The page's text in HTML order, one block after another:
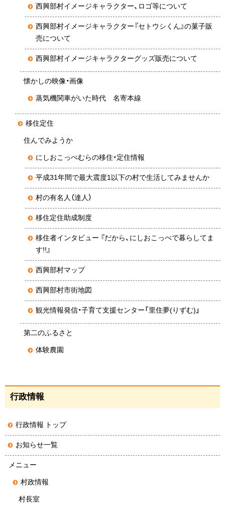
西興部村イメージキャラクター、ロゴ等について
西興部村イメージキャラクター『セトウシくん』の菓子販
売について
西興部村イメージキャラクターグッズ販売について
懐かしの映像・画像
蒸気機関車がいた時代 名寄本線
移住定住
住んでみようか
にしおこっぺむらの移住・定住情報
平成31年間で最大震度1以下の村で生活してみませんか
村の有名人（達人）
移住定住助成制度
移住者インタビュー 『だから、にしおこっぺで暮らしてま
す!!』
西興部村マップ
西興部村市街地図
観光情報発信・子育て支援センター「里住夢(りずむ)」
第二のふるさと
体験農園
行政情報
行政情報 トップ
お知らせ一覧
メニュー
村政情報
村長室